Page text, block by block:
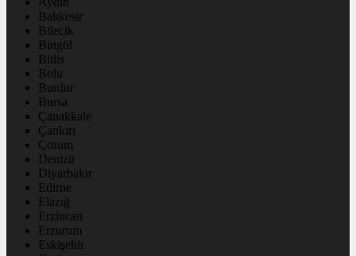
Balıkesir
Bilecik
Bingöl
Bitlis
Bolu
Burdur
Bursa
Çanakkale
Çankırı
Çorum
Denizli
Diyarbakır
Edirne
Elazığ
Erzincan
Erzurum
Eskişehir